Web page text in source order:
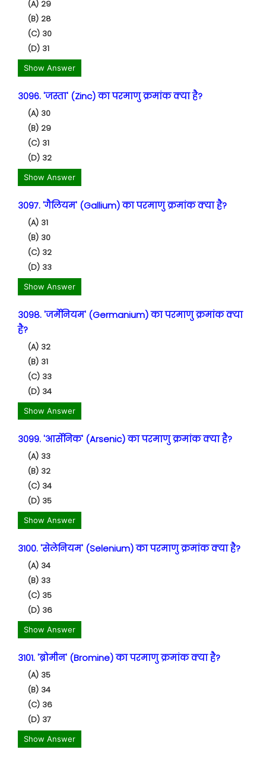
(A) 29
(B) 28
(C) 30
(D) 31
Show Answer
3096. 'जस्ता' (Zinc) का परमाणु क्रमांक क्या है?
(A) 30
(B) 29
(C) 31
(D) 32
Show Answer
3097. 'गैलियम' (Gallium) का परमाणु क्रमांक क्या है?
(A) 31
(B) 30
(C) 32
(D) 33
Show Answer
3098. 'जर्मेनियम' (Germanium) का परमाणु क्रमांक क्या
है?
(A) 32
(B) 31
(C) 33
(D) 34
Show Answer
3099. 'आर्सेनिक' (Arsenic) का परमाणु क्रमांक क्या है?
(A) 33
(B) 32
(C) 34
(D) 35
Show Answer
3100. 'सेलेनियम' (Selenium) का परमाणु क्रमांक क्या है?
(A) 34
(B) 33
(C) 35
(D) 36
Show Answer
3101. 'ब्रोमीन' (Bromine) का परमाणु क्रमांक क्या है?
(A) 35
(B) 34
(C) 36
(D) 37
Show Answer